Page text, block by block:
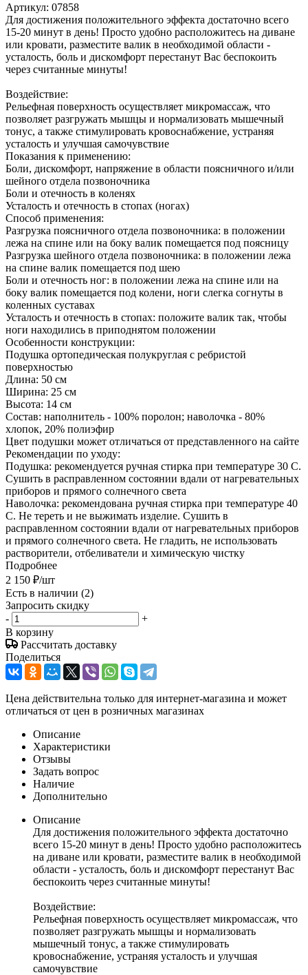
Артикул: 07858
Для достижения положительного эффекта достаточно всего
15-20 минут в день! Просто удобно расположитесь на диване
или кровати, разместите валик в необходимой области -
усталость, боль и дискомфорт перестанут Вас беспокоить
через считанные минуты!
Воздействие:
Рельефная поверхность осуществляет микромассаж, что
позволяет разгружать мышцы и нормализовать мышечный
тонус, а также стимулировать кровоснабжение, устраняя
усталость и улучшая самочувствие
Показания к применению:
Боли, дискомфорт, напряжение в области поясничного и/или
шейного отдела позвоночника
Боли и отечность в коленях
Усталость и отечность в стопах (ногах)
Способ применения:
Разгрузка поясничного отдела позвоночника: в положении
лежа на спине или на боку валик помещается под поясницу
Разгрузка шейного отдела позвоночника: в положении лежа
на спине валик помещается под шею
Боли и отечность ног: в положении лежа на спине или на
боку валик помещается под колени, ноги слегка согнуты в
коленных суставах
Усталость и отечность в стопах: положите валик так, чтобы
ноги находились в приподнятом положении
Особенности конструкции:
Подушка ортопедическая полукруглая с ребристой
поверхностью
Длина: 50 см
Ширина: 25 см
Высота: 14 см
Состав: наполнитель - 100% поролон; наволочка - 80%
хлопок, 20% полиэфир
Цвет подушки может отличаться от представленного на сайте
Рекомендации по уходу:
Подушка: рекомендуется ручная стирка при температуре 30 С.
Сушить в расправленном состоянии вдали от нагревательных
приборов и прямого солнечного света
Наволочка: рекомендована ручная стирка при температуре 40
С. Не тереть и не выжимать изделие. Сушить в
расправленном состоянии вдали от нагревательных приборов
и прямого солнечного света. Не гладить, не использовать
растворители, отбеливатели и химическую чистку
Подробнее
2 150 ₽/шт
Есть в наличии (2)
Запросить скидку
-
+
В корзину
Рассчитать доставку
Поделиться
Цена действительна только для интернет-магазина и может
отличаться от цен в розничных магазинах
Описание
Характеристики
Отзывы
Задать вопрос
Наличие
Дополнительно
Описание
Для достижения положительного эффекта достаточно
всего 15-20 минут в день! Просто удобно расположитесь
на диване или кровати, разместите валик в необходимой
области - усталость, боль и дискомфорт перестанут Вас
беспокоить через считанные минуты!
Воздействие:
Рельефная поверхность осуществляет микромассаж, что
позволяет разгружать мышцы и нормализовать
мышечный тонус, а также стимулировать
кровоснабжение, устраняя усталость и улучшая
самочувствие